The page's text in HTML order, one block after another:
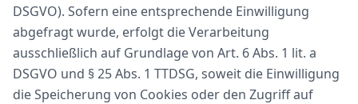
DSGVO). Sofern eine entsprechende Einwilligung
abgefragt wurde, erfolgt die Verarbeitung
ausschließlich auf Grundlage von Art. 6 Abs. 1 lit. a
DSGVO und § 25 Abs. 1 TTDSG, soweit die Einwilligung
die Speicherung von Cookies oder den Zugriff auf